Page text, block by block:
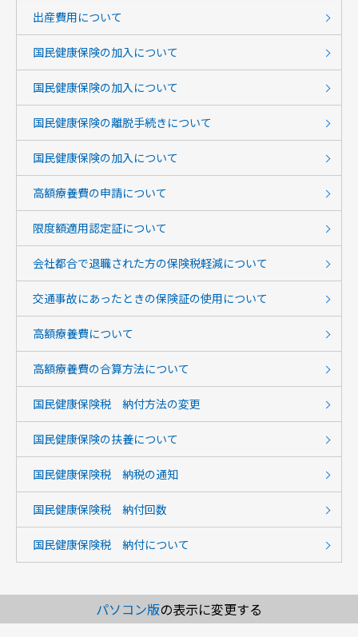
出産費用について
国民健康保険の加入について
国民健康保険の加入について
国民健康保険の離脱手続きについて
国民健康保険の加入について
高額療養費の申請について
限度額適用認定証について
会社都合で退職された方の保険税軽減について
交通事故にあったときの保険証の使用について
高額療養費について
高額療養費の合算方法について
国民健康保険税 納付方法の変更
国民健康保険の扶養について
国民健康保険税 納税の通知
国民健康保険税 納付回数
国民健康保険税 納付について
パソコン版の表示に変更する